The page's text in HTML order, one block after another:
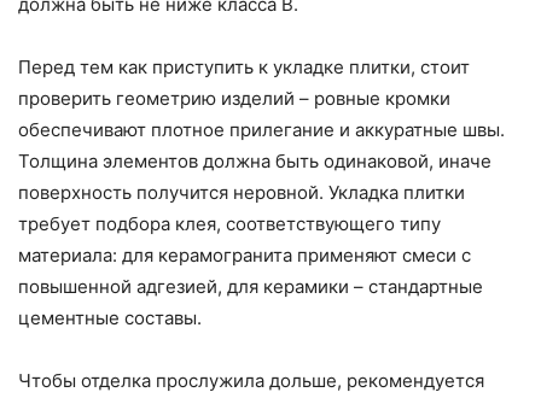
Перед тем как приступить к укладке плитки, стоит
проверить геометрию изделий – ровные кромки
обеспечивают плотное прилегание и аккуратные швы.
Толщина элементов должна быть одинаковой, иначе
поверхность получится неровной. Укладка плитки
требует подбора клея, соответствующего типу
материала: для керамогранита применяют смеси с
повышенной адгезией, для керамики – стандартные
цементные составы.
Чтобы отделка прослужила дольше, рекомендуется